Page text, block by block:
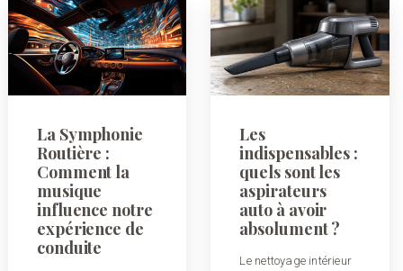
La Symphonie
Routière :
Comment la
musique
influence notre
expérience de
conduite
Les
indispensables :
quels sont les
aspirateurs
auto à avoir
absolument ?
Le nettoyage intérieur